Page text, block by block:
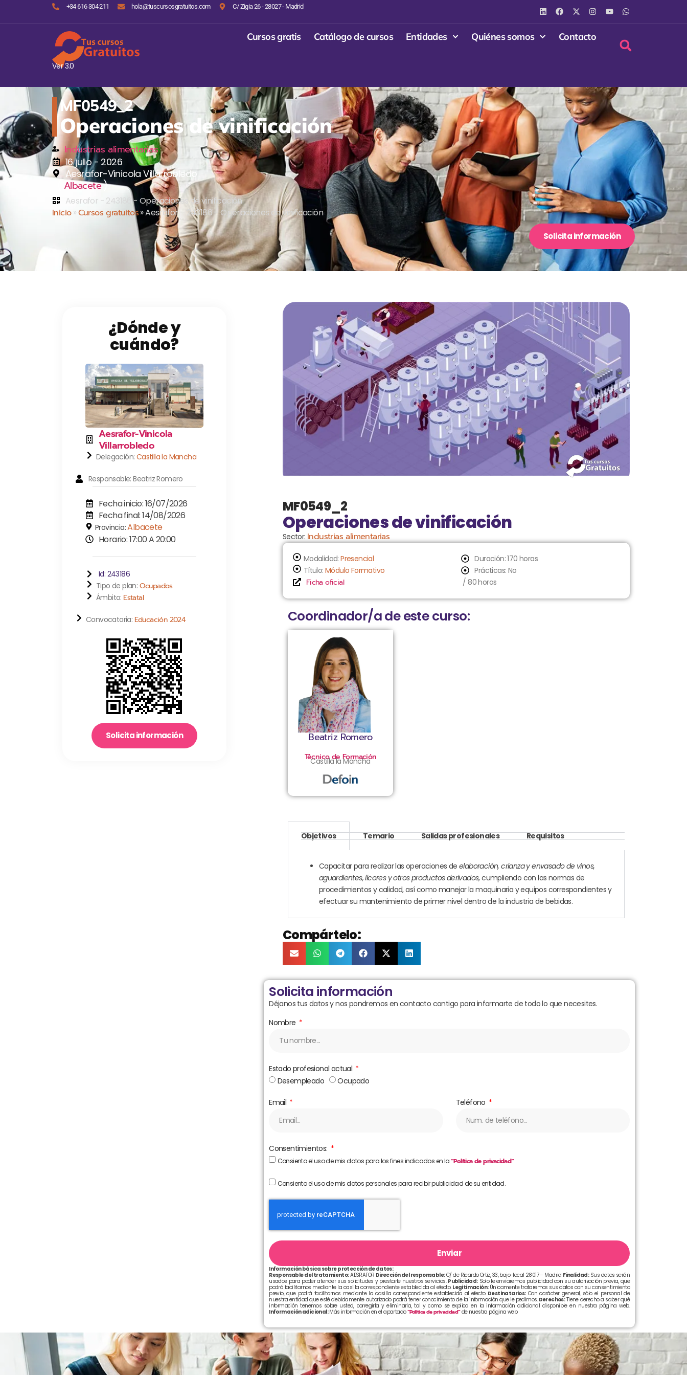
+34 616 304 211 hola@tuscursosgratuitos.com C/ Zigia 26 - 28027 - Madrid
Ver 3.0
Cursos gratis Catálogo de cursos Entidades Quiénes somos Contacto
MF0549_2
Operaciones de vinificación
Industrias alimentarias
16 julio - 2026
Aesrafor-Vinicola Villarrobledo
Albacete)
Aesrafor - 243186 - Operaciones de vinificación
Inicio»Cursos gratuitos»Aesrafor – 243186 – Operaciones de vinificación
Solicita información
¿Dónde y
cuándo?
Aesrafor-Vinicola
Villarrobledo
Delegación: Castilla la Mancha
Responsable: Beatriz Romero
Fecha inicio: 16/07/2026
Fecha final: 14/08/2026
Provincia:Albacete
Horario: 17:00 A 20:00
Id: 243186
Tipo de plan: Ocupados
Ámbito: Estatal
Convocatoria: Educación 2024
Solicita información
MF0549_2
Operaciones de vinificación
Sector: Industrias alimentarias
Modalidad:Presencial
Título:Módulo Formativo
Ficha oficial
Duración: 170 horas
Prácticas: No
/ 80 horas
Coordinador/a de este curso:
Beatriz Romero
Técnico de Formación
Castilla la Mancha
Objetivos Temario Salidas profesionales Requisitos
Capacitar para realizar las operaciones deelaboración, crianza y envasado de vinos,
aguardientes, licores y otros productos derivados, cumpliendo con las normas de
procedimientos y calidad, así como manejar la maquinaria y equipos correspondientes y
efectuar su mantenimiento de primer nivel dentro de la industria de bebidas.
Compártelo:
Solicita información
Déjanos tus datos y nos pondremos en contacto contigo para informarte de todo lo que necesites.
Nombre
Estado profesional actual
Desempleado
Ocupado
Email Teléfono
Consentimientos:
Consiento el uso de mis datos para los fines indicados en la“Política de privacidad”
Consiento el uso de mis datos personales para recibir publicidad de su entidad.
Enviar
Información básica sobre protección de datos:
Responsable del tratamiento:AESRAFOR Dirección del responsable:C/ de Ricardo Ortiz, 33, bajo-local 28017 – Madrid Finalidad:Sus datos serán
usados para poder atender sus solicitudes y prestarle nuestros servicios. Publicidad:Solo le enviaremos publicidad con su autorización previa, que
podrá facilitarnos mediante la casilla correspondiente establecida al efecto. Legitimación:Únicamente trataremos sus datos con su consentimiento
previo, que podrá facilitarnos mediante la casilla correspondiente establecida al efecto.Destinatarios:Con carácter general, sólo el personal de
nuestra entidad que esté debidamente autorizado podrá tener conocimiento de la información que le pedimos.Derechos:Tiene derecho a saber qué
información tenemos sobre usted, corregirla y eliminarla, tal y como se explica en la información adicional disponible en nuestra página web.
Información adicional:Más información en el apartado“Política de privacidad”de nuestra página web